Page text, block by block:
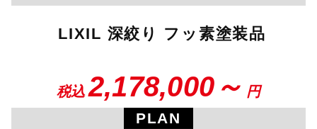
LIXIL 深絞り フッ素塗装品
税込2,178,000～ 円
PLAN